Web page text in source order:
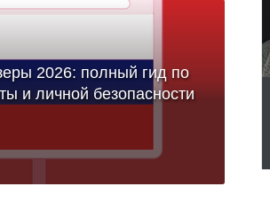
2026: полный гид по
и личной безопасности